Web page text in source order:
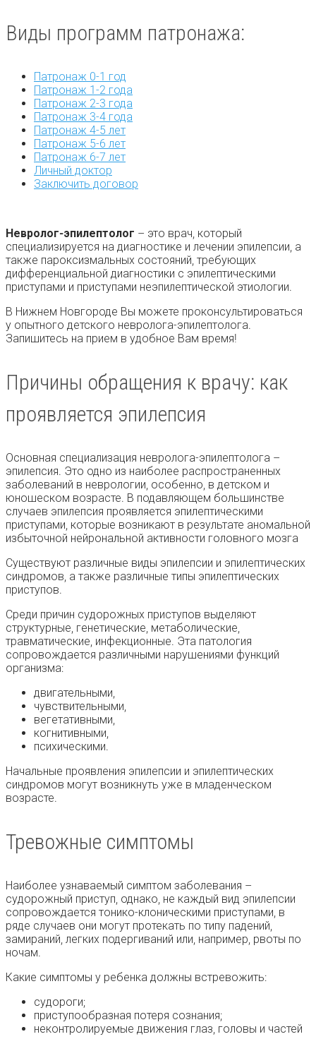
Виды программ патронажа:
Патронаж 0-1 год
Патронаж 1-2 года
Патронаж 2-3 года
Патронаж 3-4 года
Патронаж 4-5 лет
Патронаж 5-6 лет
Патронаж 6-7 лет
Личный доктор
Заключить договор
Невролог-эпилептолог – это врач, который
специализируется на диагностике и лечении эпилепсии, а
также пароксизмальных состояний, требующих
дифференциальной диагностики с эпилептическими
приступами и приступами неэпилептической этиологии.
В Нижнем Новгороде Вы можете проконсультироваться
у опытного детского невролога-эпилептолога.
Запишитесь на прием в удобное Вам время!
Причины обращения к врачу: как
проявляется эпилепсия
Основная специализация невролога-эпилептолога –
эпилепсия. Это одно из наиболее распространенных
заболеваний в неврологии, особенно, в детском и
юношеском возрасте. В подавляющем большинстве
случаев эпилепсия проявляется эпилептическими
приступами, которые возникают в результате аномальной
избыточной нейрональной активности головного мозга
Существуют различные виды эпилепсии и эпилептических
синдромов, а также различные типы эпилептических
приступов.
Среди причин судорожных приступов выделяют
структурные, генетические, метаболические,
травматические, инфекционные. Эта патология
сопровождается различными нарушениями функций
организма:
двигательными,
чувствительными,
вегетативными,
когнитивными,
психическими.
Начальные проявления эпилепсии и эпилептических
синдромов могут возникнуть уже в младенческом
возрасте.
Тревожные симптомы
Наиболее узнаваемый симптом заболевания –
судорожный приступ, однако, не каждый вид эпилепсии
сопровождается тонико-клоническими приступами, в
ряде случаев они могут протекать по типу падений,
замираний, легких подергиваний или, например, рвоты по
ночам.
Какие симптомы у ребенка должны встревожить:
судороги;
приступообразная потеря сознания;
неконтролируемые движения глаз, головы и частей